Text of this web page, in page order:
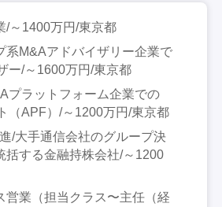
/～1400万円/東京都
系M&Aアドバイザリー企業で
ー/～1600万円/東京都
プラットフォーム企業での
（APF）/～1200万円/東京都
/大手通信会社のグループ決
括する金融持株会社/～1200
営業（担当クラス〜主任（経